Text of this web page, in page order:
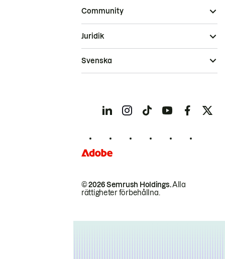
Community
© 2026 Semrush Holdings.Alla
rättigheter förbehållna.
Juridik
Svenska